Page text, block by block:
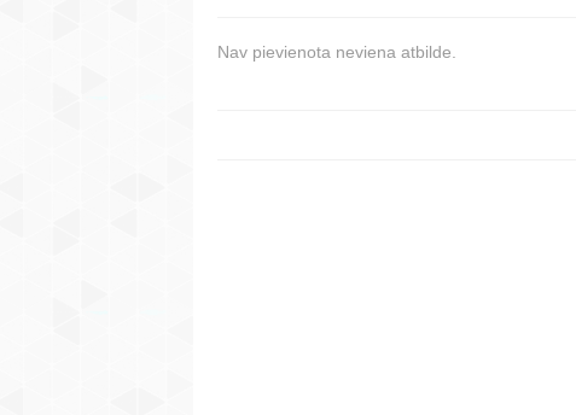
Nav pievienota neviena atbilde.